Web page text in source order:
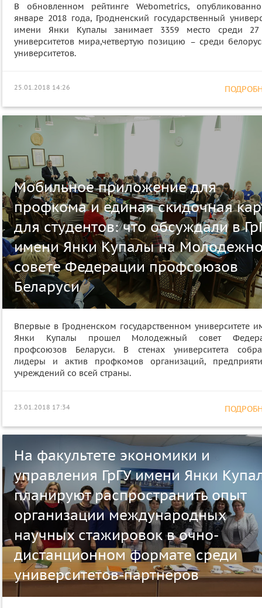
В обновленном рейтинге Webometrics,
январе 2018 года, Гродненский государственный
имени Янки Купалы занимает 3359 место среди 27
университетов мира,четвертую позицию – среди
университетов.
25.01.2018 14:26
Мобильное приложение для
профкома и единая скидочная
для студентов: что обсуждали в
имени Янки Купалы на
совете Федерации профсоюзов
Беларуси
Впервые в Гродненском государственном университете
Янки Купалы прошел Молодежный совет
профсоюзов Беларуси. В стенах университета
лидеры и актив профкомов организаций,
учреждений со всей страны.
23.01.2018 17:34
На факультете экономики и
управления ГрГУ имени Янки
планируют распространить опыт
организации международных
научных стажировок в очно-
дистанционном формате среди
университетов-партнеров